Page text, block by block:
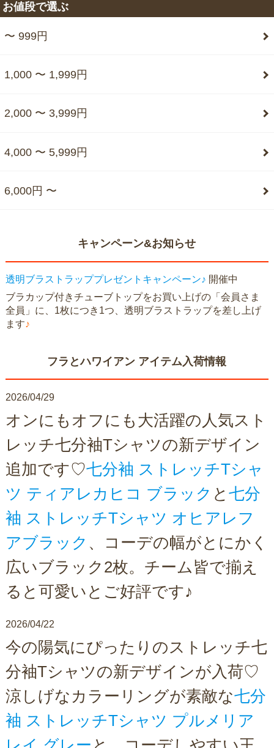
お値段で選ぶ
〜 999円
1,000 〜 1,999円
2,000 〜 3,999円
4,000 〜 5,999円
6,000円 〜
キャンペーン&お知らせ
透明ブラストラッププレゼントキャンペーン♪ 開催中
ブラカップ付きチューブトップをお買い上げの「会員さま
全員」に、1枚につき1つ、透明ブラストラップを差し上げ
ます♪
フラとハワイアン アイテム入荷情報
2026/04/29
オンにもオフにも大活躍の人気スト
レッチ七分袖Tシャツの新デザイン
追加です♡七分袖 ストレッチTシャ
ツ ティアレカヒコ ブラック と 七分
袖 ストレッチTシャツ オヒアレフ
アブラック 、コーデの幅がとにかく
広いブラック2枚。チーム皆で揃え
ると可愛いとご好評です♪
2026/04/22
今の陽気にぴったりのストレッチ七
分袖Tシャツの新デザインが入荷♡
涼しげなカラーリングが素敵な七分
袖 ストレッチTシャツ プルメリア